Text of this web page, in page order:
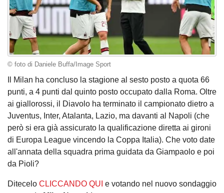
© foto di Daniele Buffa/Image Sport
Il Milan ha concluso la stagione al sesto posto a quota 66
punti, a 4 punti dal quinto posto occupato dalla Roma. Oltre
ai giallorossi, il Diavolo ha terminato il campionato dietro a
Juventus, Inter, Atalanta, Lazio, ma davanti al Napoli (che
però si era già assicurato la qualificazione diretta ai gironi
di Europa League vincendo la Coppa Italia). Che voto date
all'annata della squadra prima guidata da Giampaolo e poi
da Pioli?
Ditecelo CLICCANDO QUI e votando nel nuovo sondaggio